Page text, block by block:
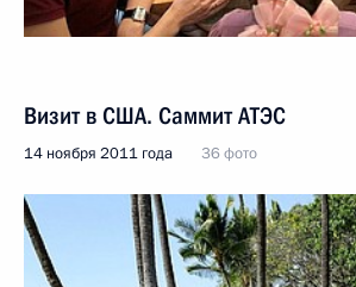
Визит в США. Саммит АТЭС
14 ноября 2011 года 36 фото